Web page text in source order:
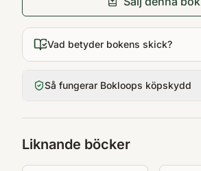
Vad betyder bokens skick?
Så fungerar Bokloops köpskydd
Liknande böcker